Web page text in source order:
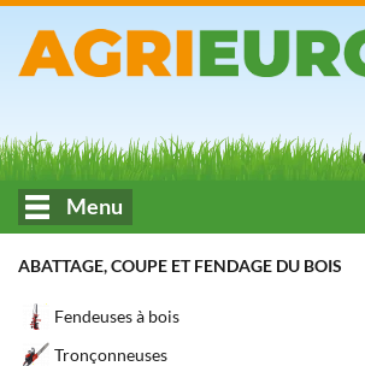
Menu
ABATTAGE, COUPE ET FENDAGE DU BOIS
Fendeuses à bois
Tronçonneuses